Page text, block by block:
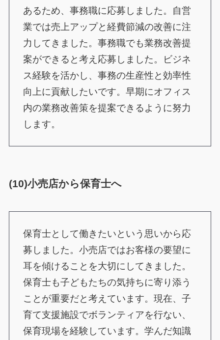
あるため、事務職に応募しました。自営
業では売上アップと経費節減の改善に注
力してきました。事務職でも業務改善提
案ができると考え応募しました。ビジネ
ス経験を活かし、事務の生産性と効率性
向上に貢献したいです。早期にオフィス
内の業務改善策を提案できるように努力
します。
(10)小売店から保育士へ
保育士として働きたいという思いから応
募しました。小売店ではお客様の要望に
耳を傾けることを大切にしてきました。
保育士も子どもたちの気持ちに寄り添う
ことが重要だと考えています。現在、子
育て支援施設でボランティアを行ない、
保育現場を経験しています。学んだ知識